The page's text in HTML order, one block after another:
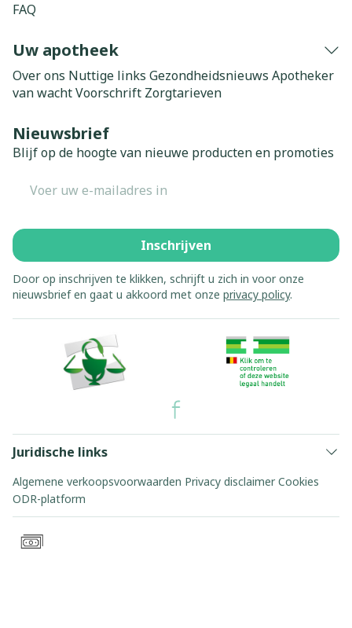
FAQ
Uw apotheek
Over ons Nuttige links Gezondheidsnieuws Apotheker
van wachtVoorschrift Zorgtarieven
Nieuwsbrief
Blijf op de hoogte van nieuwe producten en promoties
Inschrijven
Door op inschrijven te klikken, schrijft u zich in voor onze
nieuwsbrief en gaat u akkoord met onze privacy policy.
Juridische links
Algemene verkoopsvoorwaarden Privacy disclaimer Cookies
ODR-platform